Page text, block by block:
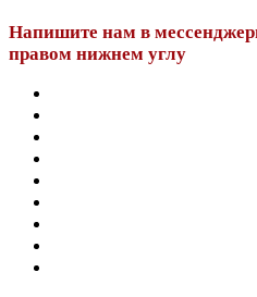
Напишите нам в
правом нижнем углу